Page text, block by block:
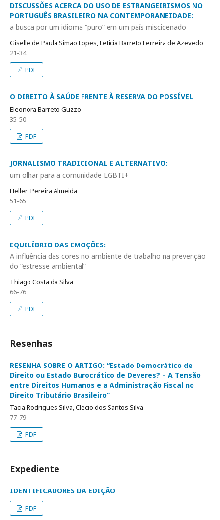
DISCUSSÕES ACERCA DO USO DE ESTRANGEIRISMOS NO
PORTUGUÊS BRASILEIRO NA CONTEMPORANEIDADE:
a busca por um idioma “puro” em um país miscigenado
Giselle de Paula Simão Lopes, Leticia Barreto Ferreira de Azevedo
21-34
PDF
O DIREITO À SAÚDE FRENTE À RESERVA DO POSSÍVEL
Eleonora Barreto Guzzo
35-50
PDF
JORNALISMO TRADICIONAL E ALTERNATIVO:
um olhar para a comunidade LGBTI+
Hellen Pereira Almeida
51-65
PDF
EQUILÍBRIO DAS EMOÇÕES:
A influência das cores no ambiente de trabalho na prevenção
do “estresse ambiental”
Thiago Costa da Silva
66-76
PDF
Resenhas
RESENHA SOBRE O ARTIGO: “Estado Democrático de
Direito ou Estado Burocrático de Deveres? – A Tensão
entre Direitos Humanos e a Administração Fiscal no
Direito Tributário Brasileiro”
Tacia Rodrigues Silva, Clecio dos Santos Silva
77-79
PDF
Expediente
IDENTIFICADORES DA EDIÇÃO
PDF